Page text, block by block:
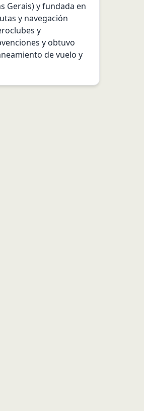
Gerais) y fundada en
y navegación
y
y obtuvo
de vuelo y